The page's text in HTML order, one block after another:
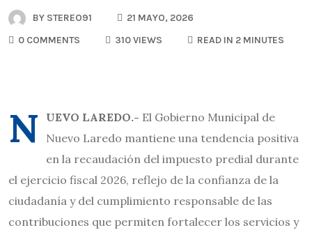
BY STEREO91
21 MAYO, 2026
0 COMMENTS
310 VIEWS READ IN 2 MINUTES
N UEVO LAREDO.- El Gobierno Municipal de
Nuevo Laredo mantiene una tendencia positiva
en la recaudación del impuesto predial durante
el ejercicio fiscal 2026, reflejo de la confianza de la
ciudadanía y del cumplimiento responsable de las
contribuciones que permiten fortalecer los servicios y